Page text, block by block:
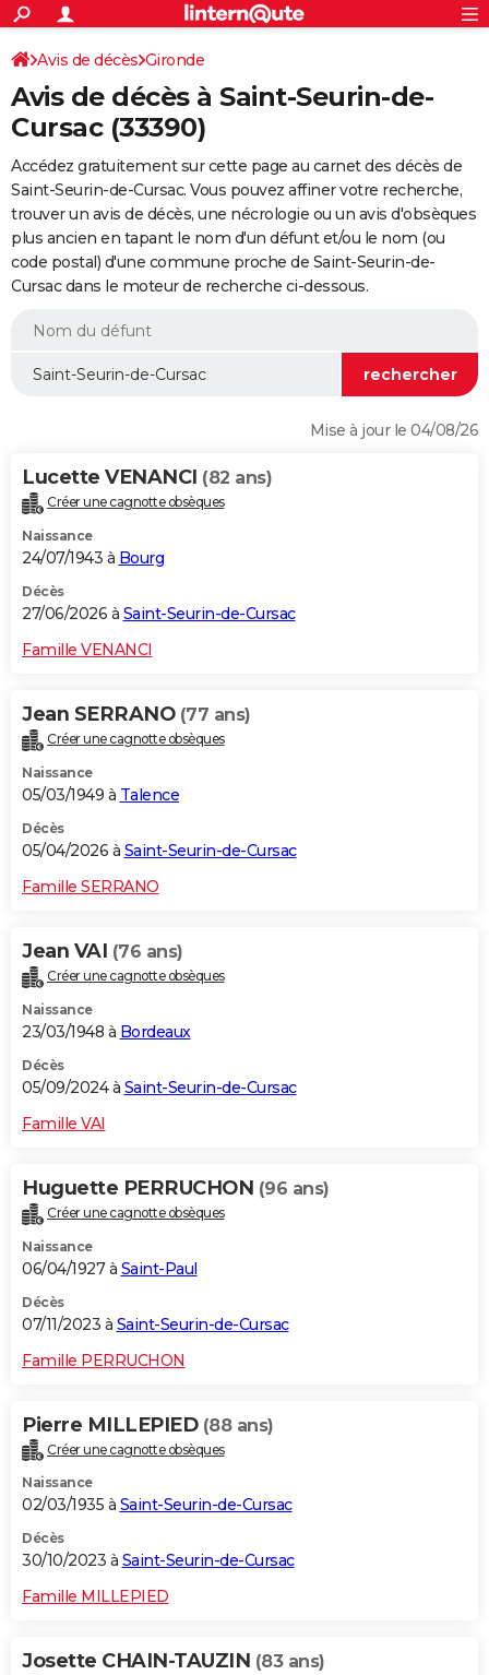
ACTUALITÉS
Politique
Société
Faits Divers
Education
Monde
Villes
+
SPORT
Coupe du monde 2026
Football
Tennis
Cyclisme
Rugby
Forum
FINANCE
Retraite
Impôts
Epargne
Immobilier
Risques naturels par ville
Banque
Assurance
Crédit
Essais
Réserver un essai
Citadines
Berlines
SUV
Forum auto
+
HIGH-TECH
Mobiles
Meilleur smartphone
Internet
Ordinateurs
Jeux vidéo
Guide high-tech
+
BRICOLAGE
Forum
Aménagement intérieur
Extérieur
Cuisine
Salle de bains
Jardinage
Rangement
WEEK-END
Guides de France
Escapades
Patrimoine
Expositions
Musées
Week-end nature
LIFESTYLE
Alimentation
Guide de la santé
Maladies
Médicaments
Sommeil
VOYAGE
Destinations
City break
Voyage nature
Voyage de noces
Forum
Climat
+PHOTO
GUIDES D'ACHAT
BONS PLANS
CARTE DE VOEUX
Dictionnaire
Biographies
Citations
Expressions
Proverbes
PROGRAMME TV
COPAINS D'AVANT
S'inscrire
Se connecter
Lycées
Collèges
Primaires
Universités
Entreprises
Service militaire
Avis de recherche
AVIS DE DÉCÈS
Avis de décès Gironde
Avis de décès à Saint-Seurin-de-
Cursac (33390)
Accédez gratuitement sur cette page au carnet des décès de
Saint-Seurin-de-Cursac. Vous pouvez affiner votre recherche,
trouver un avis de décès, une nécrologie ou un avis d'obsèques
plus ancien en tapant le nom d'un défunt et/ou le nom (ou
code postal) d'une commune proche de Saint-Seurin-de-
Cursac dans le moteur de recherche ci-dessous.
Mise à jour le 04/08/26
Lucette VENANCI (82 ans)
Créer une cagnotte obsèques
Naissance
24/07/1943 à Bourg
Décès
27/06/2026 à Saint-Seurin-de-Cursac
Famille VENANCI
Jean SERRANO (77 ans)
Créer une cagnotte obsèques
Naissance
05/03/1949 à Talence
Décès
05/04/2026 à Saint-Seurin-de-Cursac
Famille SERRANO
Jean VAI (76 ans)
Créer une cagnotte obsèques
Naissance
23/03/1948 à Bordeaux
Décès
05/09/2024 à Saint-Seurin-de-Cursac
Famille VAI
Huguette PERRUCHON (96 ans)
Créer une cagnotte obsèques
Naissance
06/04/1927 à Saint-Paul
Décès
07/11/2023 à Saint-Seurin-de-Cursac
Famille PERRUCHON
Pierre MILLEPIED (88 ans)
Créer une cagnotte obsèques
Naissance
02/03/1935 à Saint-Seurin-de-Cursac
Décès
30/10/2023 à Saint-Seurin-de-Cursac
Famille MILLEPIED
Josette CHAIN-TAUZIN (83 ans)